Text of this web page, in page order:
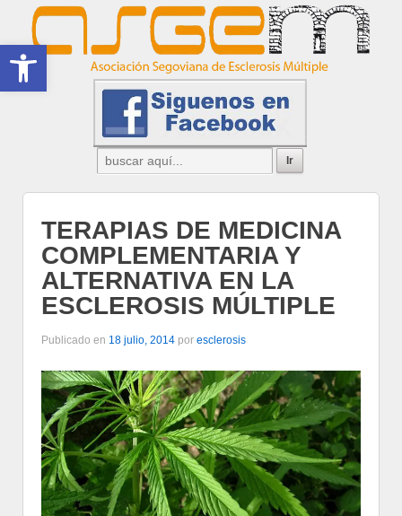
TERAPIAS DE MEDICINA
COMPLEMENTARIA Y
ALTERNATIVA EN LA
ESCLEROSIS MÚLTIPLE
Publicado en 18 julio, 2014 por esclerosis
Abrir barra de herramientas